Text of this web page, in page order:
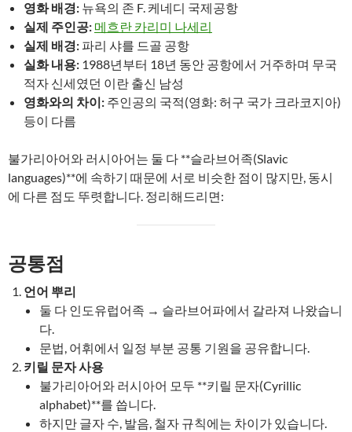
영화 배경: 뉴욕의 존 F. 케네디 국제공항
실제 주인공: 메흐란 카리미 나세리
실제 배경: 파리 샤를 드골 공항
실화 내용: 1988년부터 18년 동안 공항에서 거주하며 무국
적자 신세였던 이란 출신 남성
영화와의 차이: 주인공의 국적(영화: 허구 국가 크라코지아)
등이 다름
불가리아어와 러시아어는 둘 다 **슬라브어족(Slavic
languages)**에 속하기 때문에 서로 비슷한 점이 많지만, 동시
에 다른 점도 뚜렷합니다. 정리해드리면:
공통점
언어 뿌리
둘 다 인도유럽어족 → 슬라브어파에서 갈라져 나왔습니
다.
문법, 어휘에서 일정 부분 공통 기원을 공유합니다.
키릴 문자 사용
불가리아어와 러시아어 모두 **키릴 문자(Cyrillic
alphabet)**를 씁니다.
하지만 글자 수, 발음, 철자 규칙에는 차이가 있습니다.